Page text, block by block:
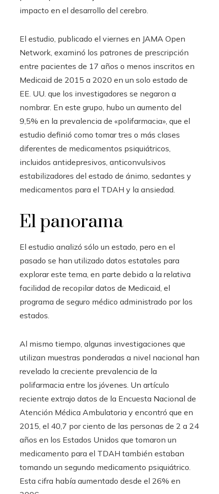
impacto en el desarrollo del cerebro.
El estudio, publicado el viernes en JAMA Open
Network, examinó los patrones de prescripción
entre pacientes de 17 años o menos inscritos en
Medicaid de 2015 a 2020 en un solo estado de
EE. UU. que los investigadores se negaron a
nombrar. En este grupo, hubo un aumento del
9,5% en la prevalencia de «polifarmacia», que el
estudio definió como tomar tres o más clases
diferentes de medicamentos psiquiátricos,
incluidos antidepresivos, anticonvulsivos
estabilizadores del estado de ánimo, sedantes y
medicamentos para el TDAH y la ansiedad.
El panorama
El estudio analizó sólo un estado, pero en el
pasado se han utilizado datos estatales para
explorar este tema, en parte debido a la relativa
facilidad de recopilar datos de Medicaid, el
programa de seguro médico administrado por los
estados.
Al mismo tiempo, algunas investigaciones que
utilizan muestras ponderadas a nivel nacional han
revelado la creciente prevalencia de la
polifarmacia entre los jóvenes. Un artículo
reciente extrajo datos de la Encuesta Nacional de
Atención Médica Ambulatoria y encontró que en
2015, el 40,7 por ciento de las personas de 2 a 24
años en los Estados Unidos que tomaron un
medicamento para el TDAH también estaban
tomando un segundo medicamento psiquiátrico.
Esta cifra había aumentado desde el 26% en